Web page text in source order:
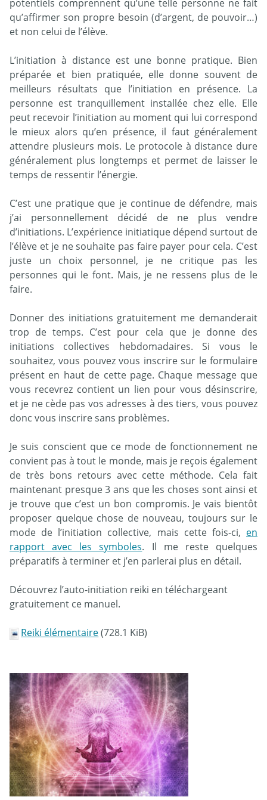
potentiels comprennent qu’une telle personne ne fait
qu’affirmer son propre besoin (d’argent, de pouvoir…)
et non celui de l’élève.
L’initiation à distance est une bonne pratique. Bien
préparée et bien pratiquée, elle donne souvent de
meilleurs résultats que l’initiation en présence. La
personne est tranquillement installée chez elle. Elle
peut recevoir l’initiation au moment qui lui correspond
le mieux alors qu’en présence, il faut généralement
attendre plusieurs mois. Le protocole à distance dure
généralement plus longtemps et permet de laisser le
temps de ressentir l’énergie.
C’est une pratique que je continue de défendre, mais
j’ai personnellement décidé de ne plus vendre
d’initiations. L’expérience initiatique dépend surtout de
l’élève et je ne souhaite pas faire payer pour cela. C’est
juste un choix personnel, je ne critique pas les
personnes qui le font. Mais, je ne ressens plus de le
faire.
Donner des initiations gratuitement me demanderait
trop de temps. C’est pour cela que je donne des
initiations collectives hebdomadaires. Si vous le
souhaitez, vous pouvez vous inscrire sur le formulaire
présent en haut de cette page. Chaque message que
vous recevrez contient un lien pour vous désinscrire,
et je ne cède pas vos adresses à des tiers, vous pouvez
donc vous inscrire sans problèmes.
Je suis conscient que ce mode de fonctionnement ne
convient pas à tout le monde, mais je reçois également
de très bons retours avec cette méthode. Cela fait
maintenant presque 3 ans que les choses sont ainsi et
je trouve que c’est un bon compromis. Je vais bientôt
proposer quelque chose de nouveau, toujours sur le
mode de l’initiation collective, mais cette fois-ci, en
rapport avec les symboles. Il me reste quelques
préparatifs à terminer et j’en parlerai plus en détail.
Découvrez l’auto-initiation reiki en téléchargeant
gratuitement ce manuel.
Reiki élémentaire(728.1 KiB)